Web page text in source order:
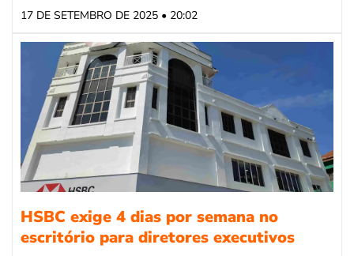
17 DE SETEMBRO DE 2025 • 20:02
HSBC exige 4 dias por semana no
escritório para diretores executivos